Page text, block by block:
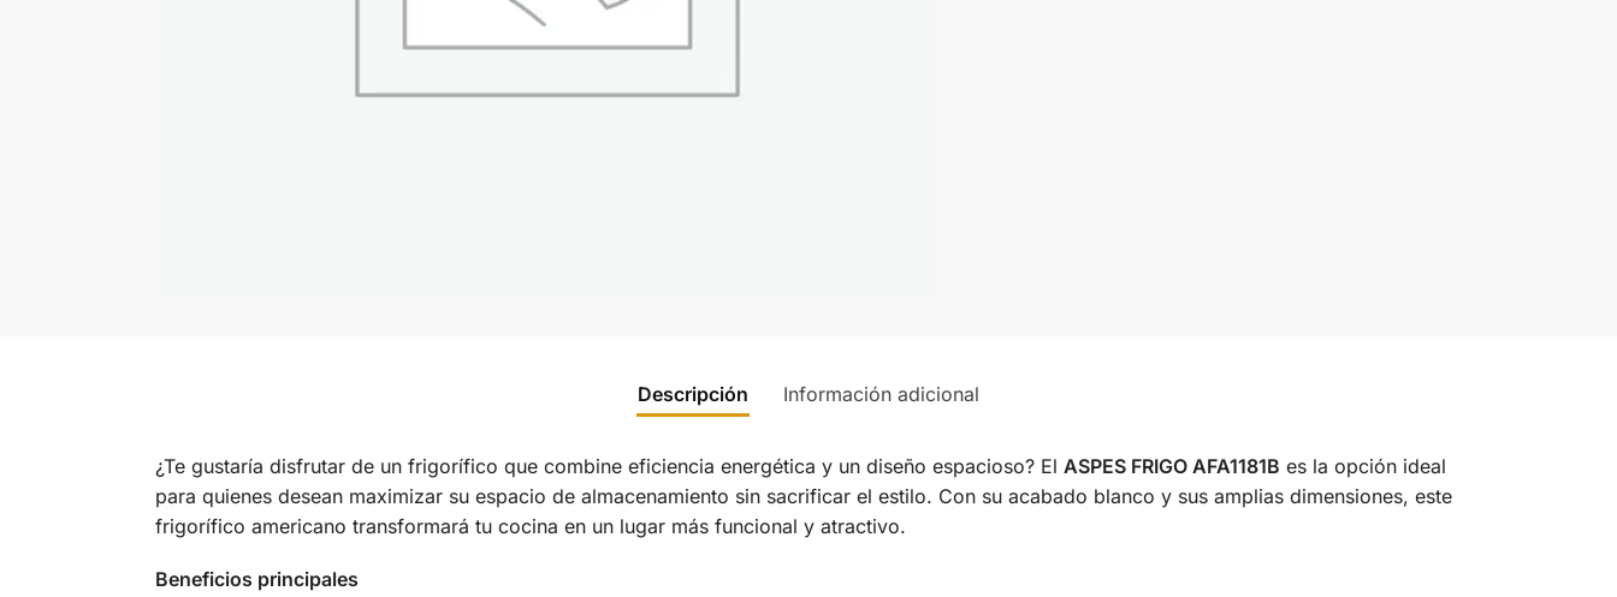
Descripción Información adicional
¿Te gustaría disfrutar de un frigorífico que combine eficiencia energética y un diseño espacioso? El ASPES FRIGO AFA1181B es la opción ideal
para quienes desean maximizar su espacio de almacenamiento sin sacrificar el estilo. Con su acabado blanco y sus amplias dimensiones, este
frigorífico americano transformará tu cocina en un lugar más funcional y atractivo.
Beneficios principales